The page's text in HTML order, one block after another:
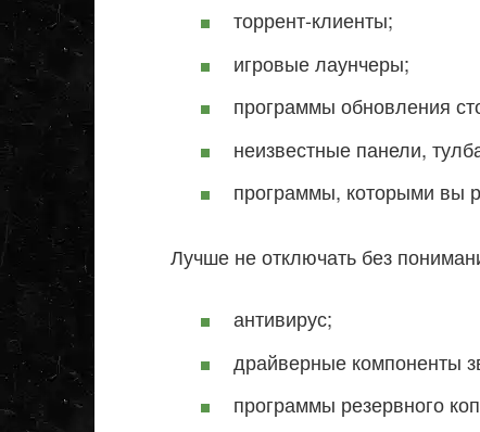
торрент-клиенты;
игровые лаунчеры;
программы обновления
неизвестные панели,
программы, которыми вы
Лучше не отключать без
антивирус;
драйверные компоненты
программы резервного